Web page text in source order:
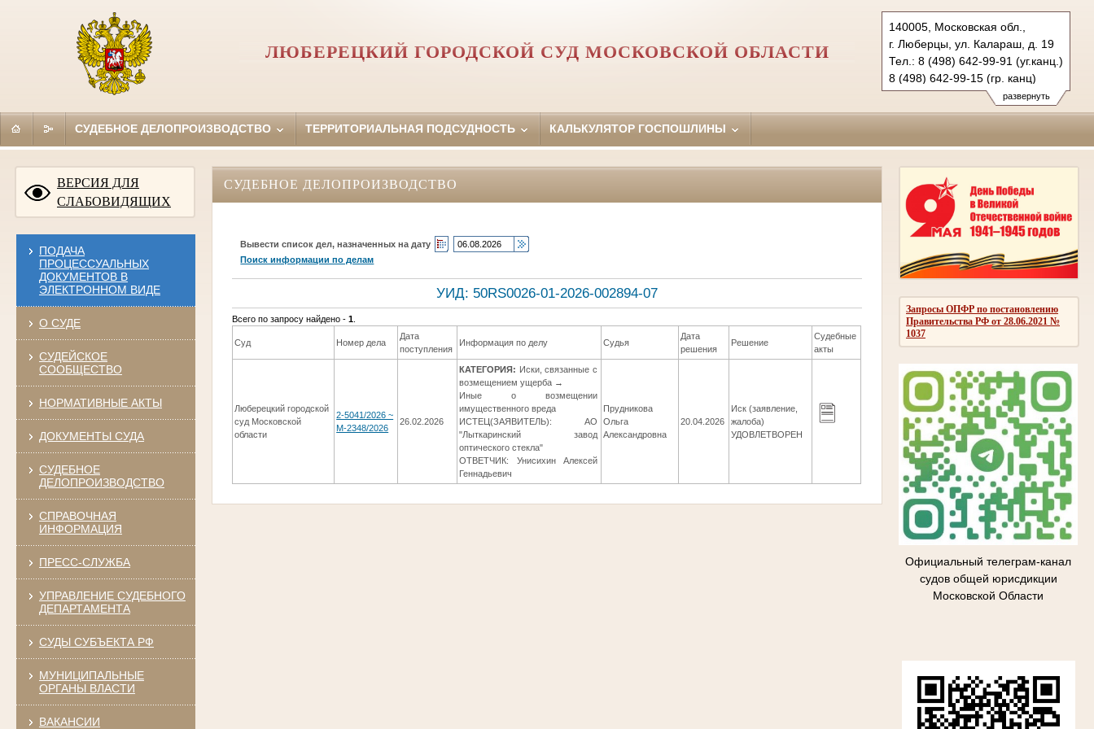
развернуть
140005, Московская обл.,
г. Люберцы, ул. Калараш, д. 19
Тел.: 8 (498) 642-99-91 (уг.канц.)
8 (498) 642-99-15 (гр. канц)
luberetzy.mo@sudrf.ru
ЛЮБЕРЕЦКИЙ ГОРОДСКОЙ СУД МОСКОВСКОЙ ОБЛАСТИ
СУДЕБНОЕ ДЕЛОПРОИЗВОДСТВО ТЕРРИТОРИАЛЬНАЯ ПОДСУДНОСТЬ КАЛЬКУЛЯТОР ГОСПОШЛИНЫ
ВЕРСИЯ ДЛЯ
СЛАБОВИДЯЩИХ
ПОДАЧА
ПРОЦЕССУАЛЬНЫХ
ДОКУМЕНТОВ В
ЭЛЕКТРОННОМ ВИДЕ
О СУДЕ
СУДЕЙСКОЕ
СООБЩЕСТВО
НОРМАТИВНЫЕ АКТЫ
ДОКУМЕНТЫ СУДА
СУДЕБНОЕ
ДЕЛОПРОИЗВОДСТВО
СПРАВОЧНАЯ
ИНФОРМАЦИЯ
ПРЕСС-СЛУЖБА
УПРАВЛЕНИЕ СУДЕБНОГО
ДЕПАРТАМЕНТА
СУДЫ СУБЪЕКТА РФ
МУНИЦИПАЛЬНЫЕ
ОРГАНЫ ВЛАСТИ
ВАКАНСИИ
Запросы ОПФР по постановлению
Правительства РФ от 28.06.2021 №
1037
Официальный телеграм-канал
судов общей юрисдикции
Московской Области
СУДЕБНОЕ ДЕЛОПРОИЗВОДСТВО
Вывести список дел, назначенных на дату
Поиск информации по делам
УИД: 50RS0026-01-2026-002894-07
Всего по запросу найдено -1
Суд Номер дела
Дата
поступления
Информация по делу Судья
Дата
решения
Решение
Судебные
акты
Люберецкий городской
суд Московской
области
2-5041/2026 ~
М-2348/2026
26.02.2026
КАТЕГОРИЯ: Иски, связанные с
возмещением ущерба →
Иные о возмещении
имущественного вреда
ИСТЕЦ(ЗАЯВИТЕЛЬ): АО
"Лыткаринский завод
оптического стекла"
ОТВЕТЧИК: Унисихин Алексей
Геннадьевич
Прудникова
Ольга
Александровна
20.04.2026
Иск (заявление,
жалоба)
УДОВЛЕТВОРЕН